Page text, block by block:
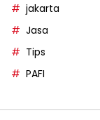
jakarta
Jasa
Tips
PAFI